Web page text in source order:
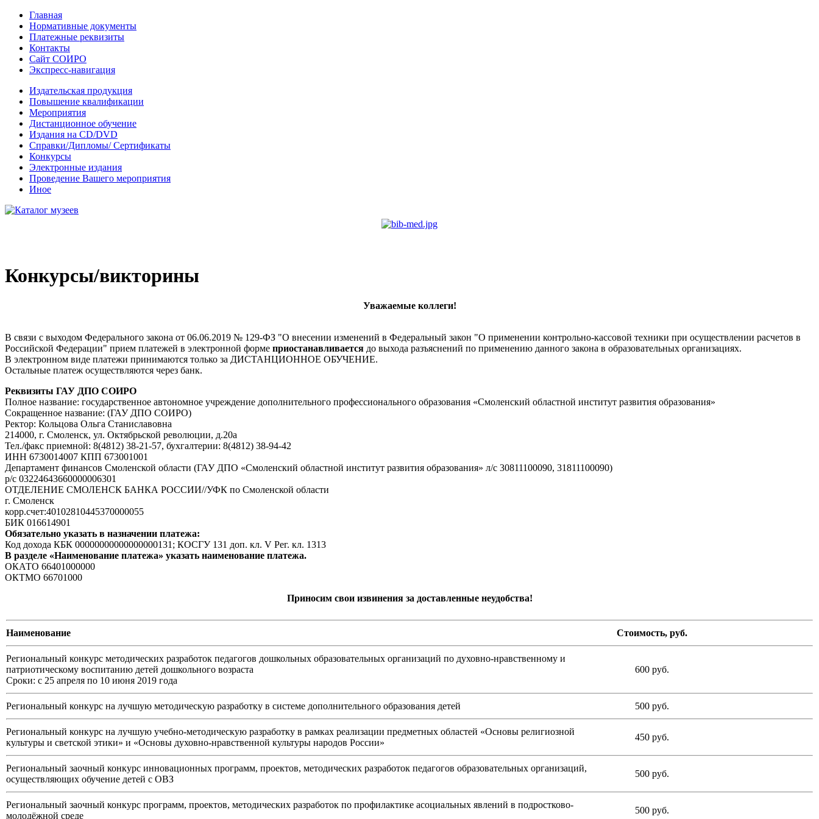
Главная
Нормативные документы
Платежные реквизиты
Контакты
Сайт СОИРО
Экспресс-навигация
Издательская продукция
Повышение квалификации
Мероприятия
Дистанционное обучение
Издания на CD/DVD
Справки/Дипломы/ Сертификаты
Конкурсы
Электронные издания
Проведение Вашего мероприятия
Иное
Конкурсы/викторины
Уважаемые коллеги!
В связи с выходом Федерального закона от 06.06.2019 № 129-ФЗ "О внесении изменений в Федеральный закон "О применении контрольно-кассовой техники при осуществлении расчетов в
Российской Федерации" прием платежей в электронной форме приостанавливается до выхода разъяснений по применению данного закона в образовательных организациях.
В электронном виде платежи принимаются только за ДИСТАНЦИОННОЕ ОБУЧЕНИЕ.
Остальные платеж осуществляются через банк.
Реквизиты ГАУ ДПО СОИРО
Полное название: государственное автономное учреждение дополнительного профессионального образования «Смоленский областной институт развития образования»
Сокращенное название: (ГАУ ДПО СОИРО)
Ректор: Кольцова Ольга Станиславовна
214000, г. Смоленск, ул. Октябрьской революции, д.20а
Тел./факс приемной: 8(4812) 38-21-57, бухгалтерии: 8(4812) 38-94-42
ИНН 6730014007 КПП 673001001
Департамент финансов Смоленской области (ГАУ ДПО «Смоленский областной институт развития образования» л/с 30811100090, 31811100090)
р/с 03224643660000006301
ОТДЕЛЕНИЕ СМОЛЕНСК БАНКА РОССИИ//УФК по Смоленской области
г. Смоленск
корр.счет:40102810445370000055
БИК 016614901
Обязательно указать в назначении платежа:
Код дохода КБК 00000000000000000131; КОСГУ 131 доп. кл. V Рег. кл. 1313
В разделе «Наименование платежа» указать наименование платежа.
ОКАТО 66401000000
ОКТМО 66701000
Приносим свои извинения за доставленные неудобства!
Наименование Стоимость, руб.
Региональный конкурс методических разработок педагогов дошкольных образовательных организаций по духовно-нравственному и
патриотическому воспитанию детей дошкольного возраста
Сроки: с 25 апреля по 10 июня 2019 года
600 руб.
Региональный конкурс на лучшую методическую разработку в системе дополнительного образования детей 500 руб.
Региональный конкурс на лучшую учебно-методическую разработку в рамках реализации предметных областей «Основы религиозной
культуры и светской этики» и «Основы духовно-нравственной культуры народов России»
450 руб.
Региональный заочный конкурс инновационных программ, проектов, методических разработок педагогов образовательных организаций,
осуществляющих обучение детей с ОВЗ
500 руб.
Региональный заочный конкурс программ, проектов, методических разработок по профилактике асоциальных явлений в подростково-
молодёжной среде
500 руб.